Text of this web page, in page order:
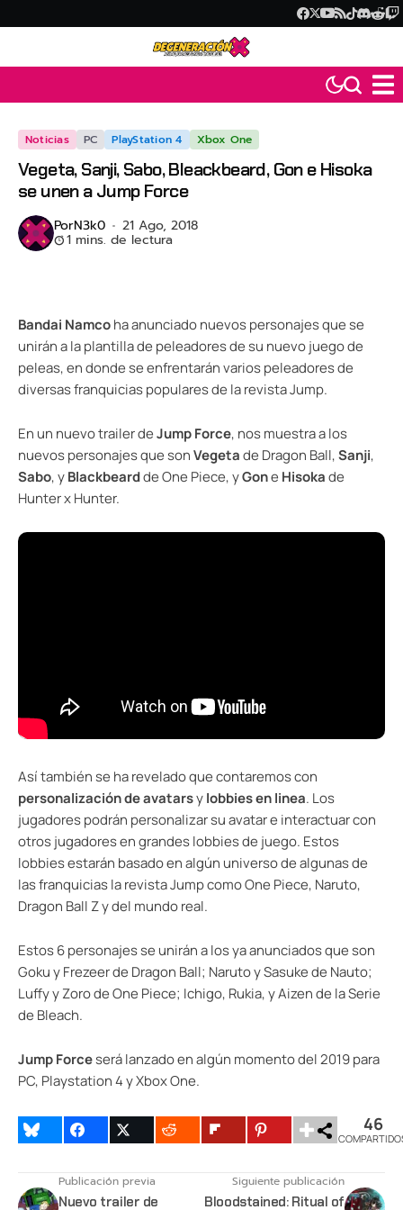
Noticias PC PlayStation 4 Xbox One
Vegeta, Sanji, Sabo, Bleackbeard, Gon e Hisoka
se unen a Jump Force
PorN3k0 21 Ago, 2018
1 mins. de lectura
Bandai Namcoha anunciado nuevos personajes que se
unirán a la plantilla de peleadores de su nuevo juego de
peleas, en donde se enfrentarán varios peleadores de
diversas franquicias populares de la revista Jump.
En un nuevo trailer deJump Force, nos muestra a los
nuevos personajes que sonVegetade Dragon Ball,Sanji,
Sabo, yBlackbeardde One Piece, yGone Hisokade
Hunter x Hunter.
Así también se ha revelado que contaremos con
personalización de avatarsylobbies en linea. Los
jugadores podrán personalizar su avatar e interactuar con
otros jugadores en grandes lobbies de juego. Estos
lobbies estarán basado en algún universo de algunas de
las franquicias la revista Jump como One Piece, Naruto,
Dragon Ball Z y del mundo real.
Estos 6 personajes se unirán a los ya anunciados que son
Goku y Frezeer de Dragon Ball; Naruto y Sasuke de Nauto;
Luffy y Zoro de One Piece; Ichigo, Rukia, y Aizen de la Serie
de Bleach.
Jump Forceserá lanzado en algún momento del 2019 para
PC, Playstation 4 y Xbox One.
46
Publicación previa
Nuevo trailer de
Siguiente publicación
Bloodstained: Ritual of